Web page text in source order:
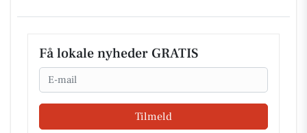
Få lokale nyheder GRATIS
Email
Tilmeld